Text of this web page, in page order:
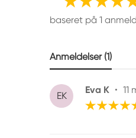
baseret på 1
Anmeldelser (1)
EK
Eva K • 11